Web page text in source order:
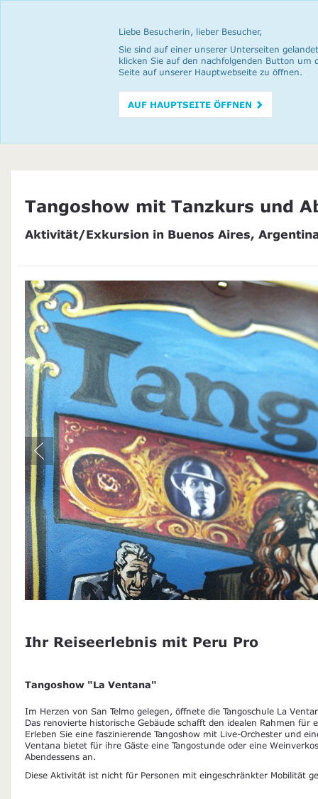
Liebe Besucherin, lieber Besucher,
Sie sind auf einer unserer Unterseiten
klicken Sie auf den nachfolgenden Button um
Seite auf unserer Hauptwebseite zu öffnen.
AUF HAUPTSEITE ÖFFNEN
Tangoshow mit Tanzkurs und
Aktivität/Exkursion in Buenos Aires,
Ihr Reiseerlebnis mit Peru Pro
Tangoshow "La Ventana"
Im Herzen von San Telmo gelegen, öffnete die Tangoschule La
Das renovierte historische Gebäude schafft den idealen Rahmen für
Erleben Sie eine faszinierende Tangoshow mit Live-Orchester und
Ventana bietet für ihre Gäste eine Tangostunde oder eine
Abendessens an.
Diese Aktivität ist nicht für Personen mit eingeschränkter Mobilität